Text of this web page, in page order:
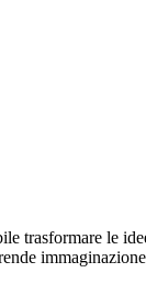
trasformare le